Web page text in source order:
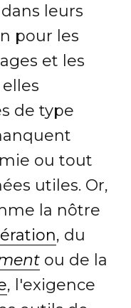
leurs
pour les
et les
de type
ou tout
utiles. Or,
la nôtre
, du
ou de la
, l'exigence